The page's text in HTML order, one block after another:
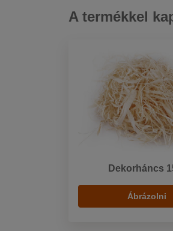
A termékkel
Dekorháncs
Ábrázolni